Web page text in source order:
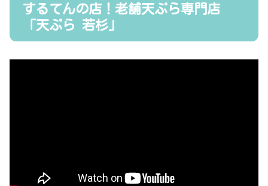
するてんの店！老舗天ぷら専門店
「天ぷら 若杉」